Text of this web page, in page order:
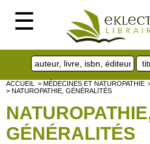
☰
ACCUEIL > MÉDECINES ET NATUROPATHIE
> NATUROPATHIE, GÉNÉRALITÉS
GÉNÉRALITÉS